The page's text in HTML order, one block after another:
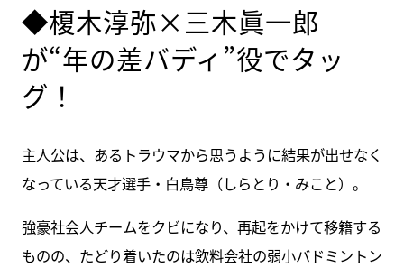
◆榎木淳弥×三木眞一郎
が“年の差バディ”役でタッ
グ！
主人公は、あるトラウマから思うように結果が出せなく
なっている天才選手・白鳥尊（しらとり・みこと）。
強豪社会人チームをクビになり、再起をかけて移籍する
ものの、たどり着いたのは飲料会社の弱小バドミントン